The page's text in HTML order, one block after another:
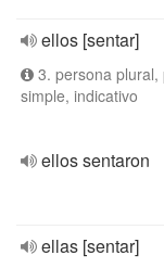
ellos [sentar]
3. persona
simple, indicativo
ellos sentaron
ellas [sentar]